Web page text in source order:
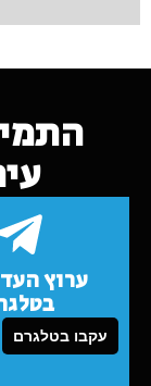
ערוץ
עקבו בטלגרם